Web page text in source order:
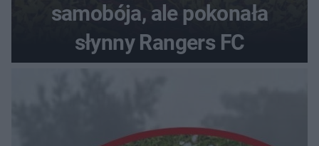
samobója, ale pokonała
słynny Rangers FC